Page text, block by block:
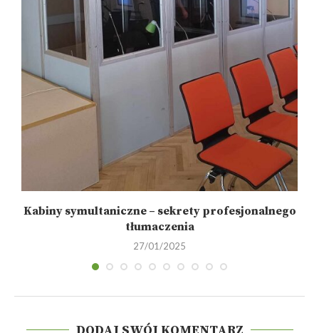
Kabiny symultaniczne – sekrety profesjonalnego
tłumaczenia
27/01/2025